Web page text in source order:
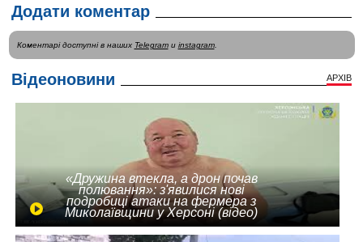
Додати коментар
Коментарі доступні в наших Telegramи instagram.
Відеоновини АРХІВ
«Дружина втекла, а дрон почав
полювання»: з'явилися нові
подробиці атаки на фермера з
Миколаївщини у Херсоні (відео)